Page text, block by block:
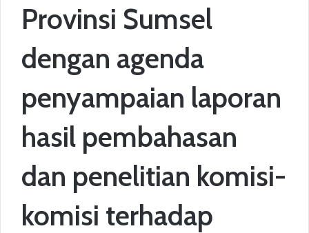
Provinsi Sumsel
dengan agenda
penyampaian laporan
hasil pembahasan
dan penelitian komisi-
komisi terhadap